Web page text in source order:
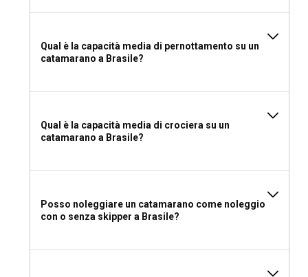
skipper ti dà la libertà di esplorare al tuo ritmo.
Optare per un catamarano con equipaggio per il noleggio in
Brasile offre il lusso di un servizio personalizzato e intuizioni
Quale patente serve per noleggiare un catamarano
in Brasile?
Qual è la capacità media di pernottamento su un
catamarano a Brasile?
Qual è la capacità media di crociera su un
catamarano a Brasile?
Posso noleggiare un catamarano come noleggio
con o senza skipper a Brasile?